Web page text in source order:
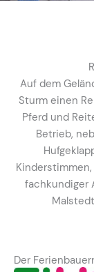
Auf dem
Sturm einen
Pferd und
Betrieb,
fachkundiger
Der